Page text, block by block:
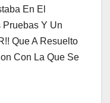
En El
Y Un
Que A Resuelto
Con La Que Se